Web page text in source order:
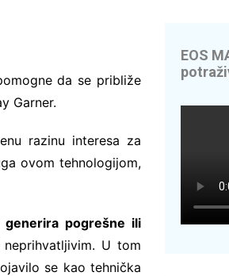
FORSCOPE – uštedite do 70% na
FORTIS LABOR – digitaliziramo
Innerga – Smart Energy Solutions
NavigareAI-Doc
PROMET I PROSTOR – napredna
Smart Sense
Sustav javnih bicikala – Nextbike
da se približe
Garner.
razinu interesa za
ovom tehnologijom,
pogrešne ili
U tom
se kao tehnička
EOS